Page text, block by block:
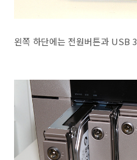
왼쪽 하단에는 전원버튼과 USB